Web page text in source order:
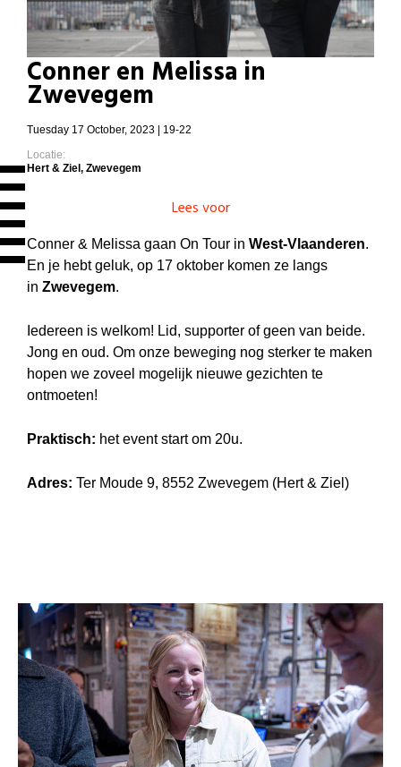
Conner en Melissa in
Zwevegem
Tuesday 17 October, 2023 | 19-22
Locatie:
Hert & Ziel, Zwevegem
Lees voor
Conner & Melissa gaan On Tour in West-Vlaanderen.
En je hebt geluk, op 17 oktober komen ze langs
in Zwevegem.
Iedereen is welkom! Lid, supporter of geen van beide.
Jong en oud. Om onze beweging nog sterker te maken
hopen we zoveel mogelijk nieuwe gezichten te
ontmoeten!
Praktisch: het event start om 20u.
Adres: Ter Moude 9, 8552 Zwevegem (Hert & Ziel)